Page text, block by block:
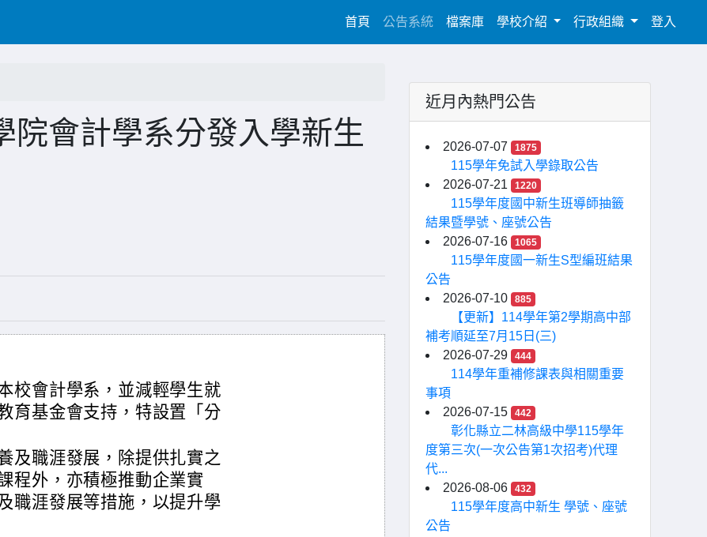
首頁(current)
公告系統 檔案庫 學校介紹 行政組織 登入
院會計學系分發入學新生
校會計學系，並減輕學生就
育基金會支持，特設置「分
及職涯發展，除提供扎實之
程外，亦積極推動企業實
職涯發展等措施，以提升學
近月內熱門公告
2026-07-07 1875
115學年免試入學錄取公告
2026-07-21
1220
115學年度國中新生班導師抽籤
結果暨學號、座號公告
2026-07-16
1065
115學年度國一新生S型編班結果
公告
2026-07-10
885
【更新】114學年第2學期高中部
補考順延至7月15日(三)
2026-07-29
444
114學年重補修課表與相關重要
事項
2026-07-15
442
彰化縣立二林高級中學115學年
度第三次(一次公告第1次招考)代理
代...
2026-08-06
432
115學年度高中新生 學號、座號
公告